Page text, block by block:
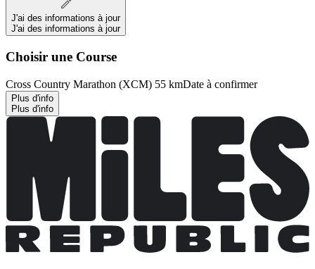
J'ai des informations à jour
J'ai des informations à jour
Choisir une Course
Cross Country Marathon (XCM) 55 kmDate à confirmer
Plus d'info
Plus d'info